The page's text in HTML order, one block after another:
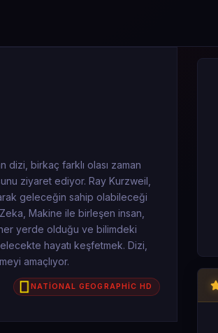
dizi, birkaç farklı olası zaman
ziyaret ediyor. Ray Kurzweil,
geleceğin sahip olabileceği
Makine ile birleşen insan,
yerde olduğu ve bilimdeki
hayatı keşfetmek. Dizi,
amaçlıyor.
NATİONAL GEOGRAPHİC HD